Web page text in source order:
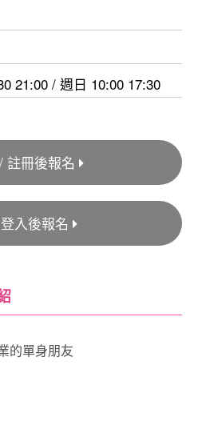
21:00 / 週日 10:00 17:30
/ 註冊後報名
入後報名
的單身朋友